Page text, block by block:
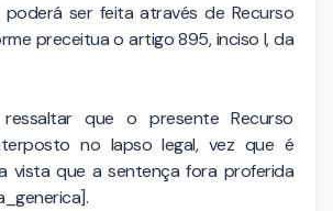
poderá ser feita através de Recurso
preceitua o artigo 895, inciso I, da
ressaltar que o presente Recurso
no lapso legal, vez que é
vista que a sentença fora proferida